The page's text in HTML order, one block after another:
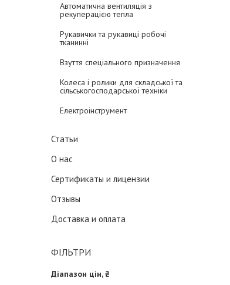
Автоматична вентиляція з
рекуперацією тепла
Рукавички та рукавиці робочі
тканинні
Взуття спеціального призначення
Колеса і ролики для складської та
сільськогосподарської техніки
Електроінструмент
Статьи
О нас
Сертификаты и лицензии
Отзывы
Доставка и оплата
ФІЛЬТРИ
Діапазон цін, ₴